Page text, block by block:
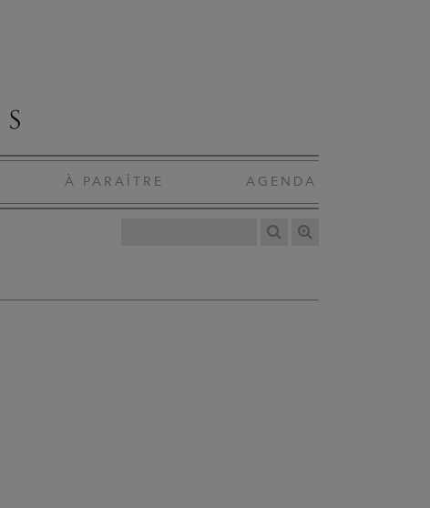
À PARAÎTRE AGENDA